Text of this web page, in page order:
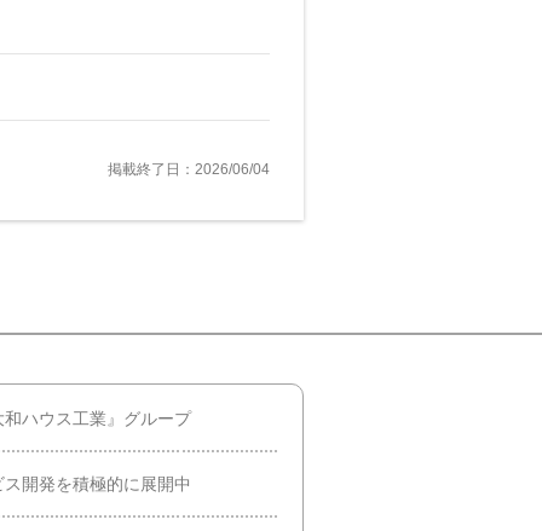
掲載終了日：2026/06/04
和ハウス工業』グループ
ス開発を積極的に展開中